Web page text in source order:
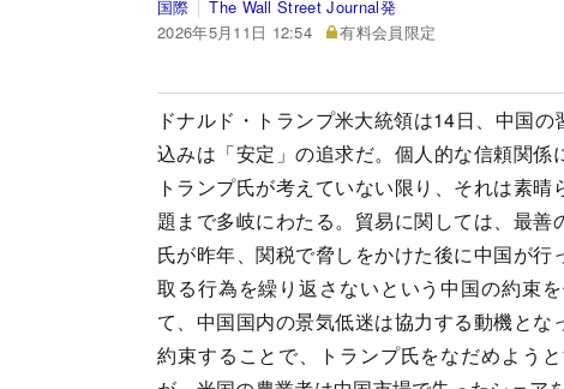
国際
The Wall Street Journal発
2026年5月11日 12:54
有料会員限定
ドナルド・トランプ米大統領は14日、中国
込みは「安定」の追求だ。個人的な信頼関
トランプ氏が考えていない限り、それは素
題まで多岐にわたる。貿易に関しては、最
氏が昨年、関税で脅しをかけた後に中国が
取る行為を繰り返さないという中国の約束
て、中国国内の景気低迷は協力する動機と
約束することで、トランプ氏をなだめよう